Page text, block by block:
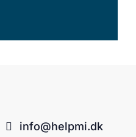
info@helpmi.dk